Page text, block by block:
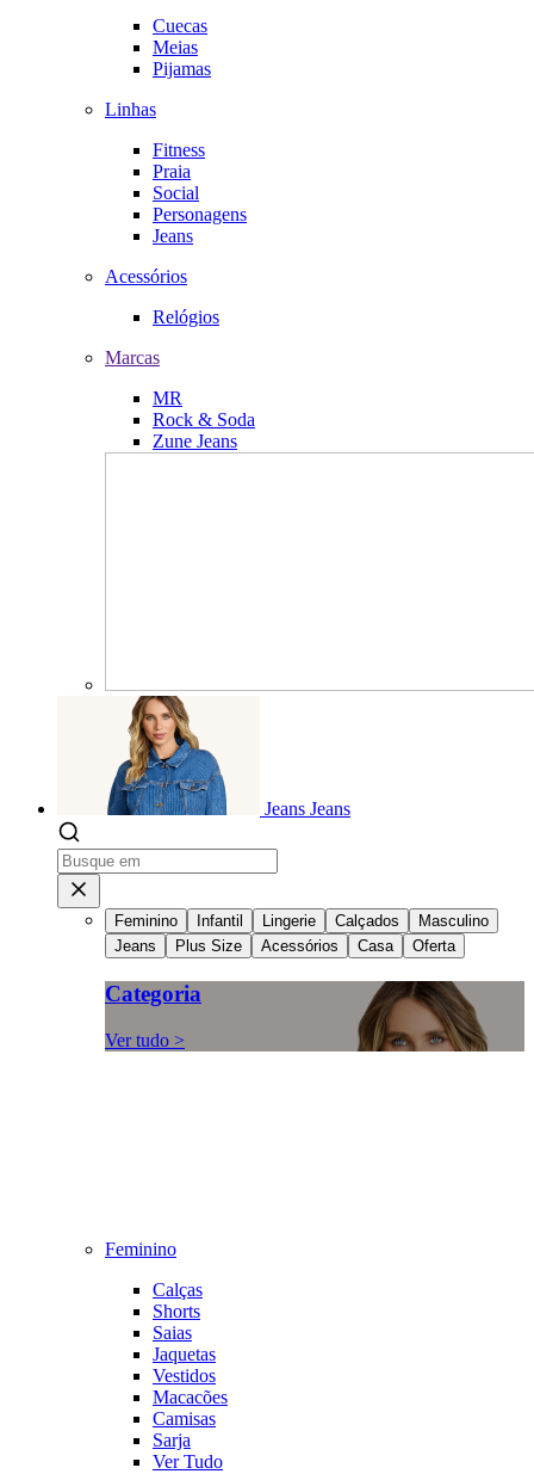
Cuecas
Meias
Pijamas
Linhas
Fitness
Praia
Social
Personagens
Jeans
Acessórios
Relógios
Marcas
MR
Rock & Soda
Zune Jeans
Jeans Jeans
Feminino Infantil Lingerie Calçados
Masculino
Jeans
Plus Size Acessórios Casa Oferta
Categoria
Ver tudo >
Feminino
Calças
Shorts
Saias
Jaquetas
Vestidos
Macacões
Camisas
Sarja
Ver Tudo